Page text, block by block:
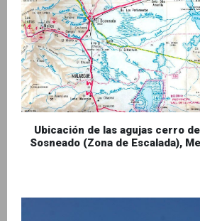
Ubicación de las agujas cerro
Sosneado (Zona de Escalada),